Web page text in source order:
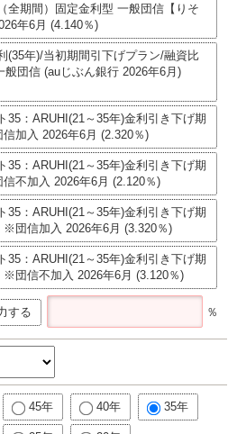
全期間）固定金利型 一般団信【りそ
年6月 (4.140％)
(35年)/当初期間引下げプラン/融資比
般団信 (auじぶん銀行 2026年6月)
35：ARUHI(21～35年)金利引き下げ期
加入 2026年6月 (2.320％)
35：ARUHI(21～35年)金利引き下げ期
不加入 2026年6月 (2.120％)
35：ARUHI(21～35年)金利引き下げ期
団信加入 2026年6月 (3.320％)
35：ARUHI(21～35年)金利引き下げ期
団信不加入 2026年6月 (3.120％)
する ％
45年 40年 35年